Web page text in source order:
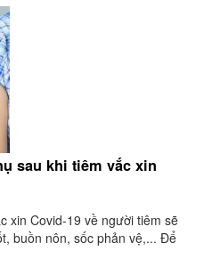
sau khi tiêm vắc xin
xin Covid-19 về người tiêm sẽ
buồn nôn, sốc phản vệ,... Để